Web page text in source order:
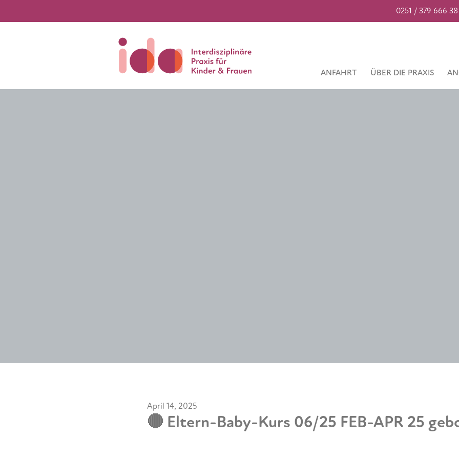
0251 / 379 666 38
ANFAHRT ÜBER DIE PRAXIS
April 14, 2025
🔴 Eltern-Baby-Kurs 06/25 FEB-APR 25